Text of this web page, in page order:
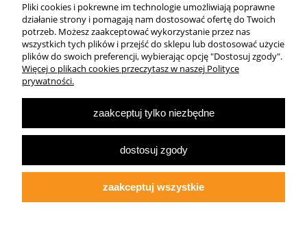
Dostawa
Moje konto
Największa Księgarnia Internetowa Po Prawej Stronie, ulubiona księgarnia
Multibook.pl- Wszelkie prawa zastrzeżone.
Księgarnia prawicowa, prawicowe książki, katolicyzm, tradycjonalizm, patriotyzm,
ekonomia wolnorynkowa, konserwatyzm, literatura dziecięca, audiobooki, ebooki,
koszulki patriotyczne.
Pliki cookies i pokrewne im technologie umożliwiają poprawne
działanie strony i pomagają nam dostosować ofertę do Twoich
potrzeb. Możesz zaakceptować wykorzystanie przez nas
wszystkich tych plików i przejść do sklepu lub dostosować użycie
plików do swoich preferencji, wybierając opcję "Dostosuj zgody".
Więcej o plikach cookies przeczytasz w naszej Polityce
prywatności.
zaakceptuj tylko niezbędne
dostosuj zgody
zaakceptuj wszystkie